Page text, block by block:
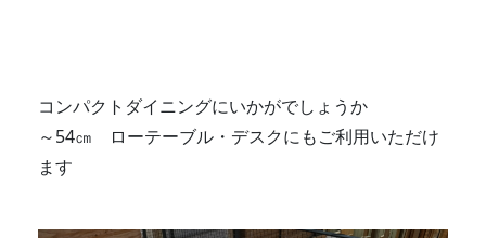
コンパクトダイニングにいかがでしょうか
～54㎝ ローテーブル・デスクにもご利用いただけ
ます